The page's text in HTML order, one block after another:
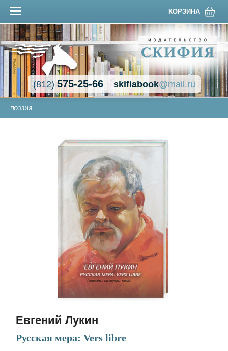
КОРЗИНА
(812)575-25-66 skifiabook@mail.ru
ПОЭЗИЯ
Евгений Лукин
Русская мера: Vers libre